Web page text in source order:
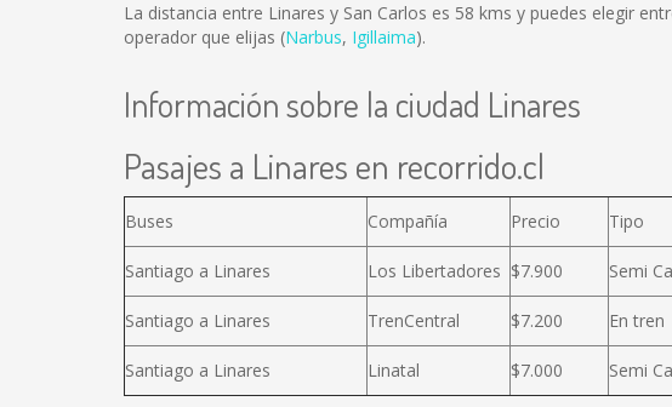
La distancia entre Linares y San Carlos es 58 kms y puedes elegir
operador que elijas (Narbus, Igillaima).
Información sobre la ciudad Linares
Pasajes a Linares en recorrido.cl
Buses Compañía Precio Tipo
Santiago a Linares Los Libertadores $7.900 Semi
Santiago a Linares TrenCentral $7.200 En tren
Santiago a Linares Linatal $7.000 Semi